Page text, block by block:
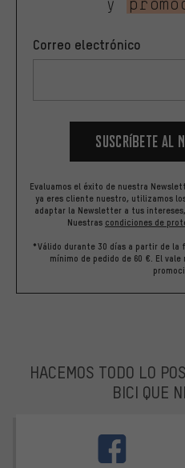
Correo electrónico
Suscríbete al
Evaluamos el éxito de nuestra
ya eres cliente nuestro, utilizamos
adaptar la Newsletter a tus
Nuestras condiciones de
*Válido durante 30 días a partir de la
mínimo de pedido de 60 €. El
HACEMOS TODO LO
BICI QUE